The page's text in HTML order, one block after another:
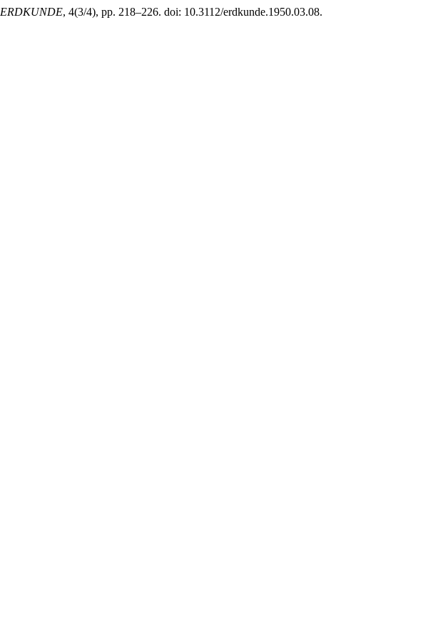
ERDKUNDE, 4(3/4), pp. 218–226. doi: 10.3112/erdkunde.1950.03.08.